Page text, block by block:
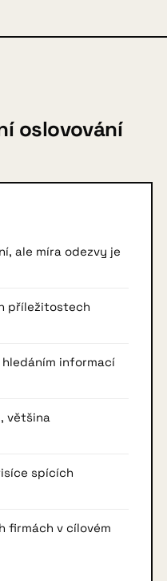
oslovování
ale míra odezvy je
příležitostech
informací
většina
spících
firmách v cílovém